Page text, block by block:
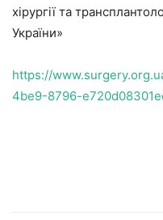
хірургії та
України»
https://
4be9-8796-